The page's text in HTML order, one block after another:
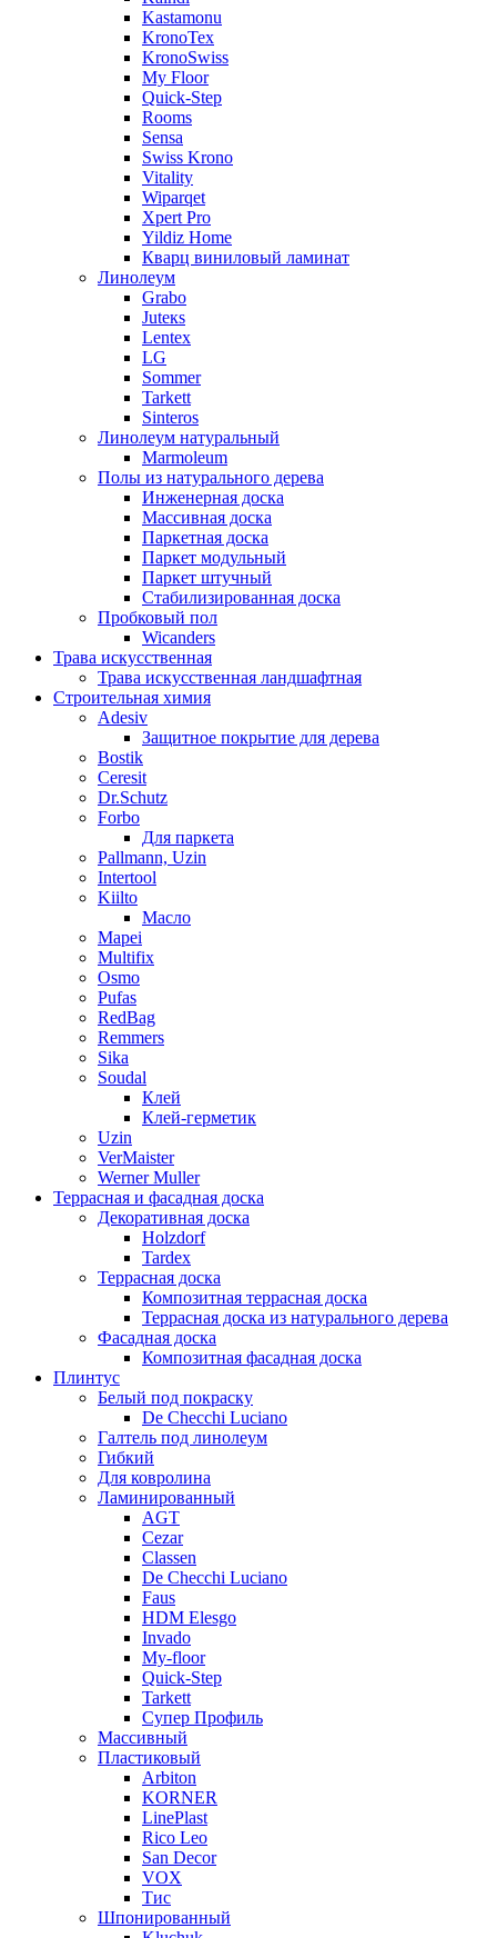
Kastamonu
KronoTex
KronoSwiss
My Floor
Quick-Step
Rooms
Sensa
Swiss Krono
Vitality
Wiparqet
Xpert Pro
Yildiz Home
Кварц виниловый ламинат
Линолеум
Grabo
Juteкs
Lentex
LG
Sommer
Tarkett
Sinteros
Линолеум натуральный
Marmoleum
Полы из натурального дерева
Инженерная доска
Массивная доска
Паркетная доска
Паркет модульный
Паркет штучный
Стабилизированная доска
Пробковый пол
Wicanders
Трава искусственная
Трава искусственная ландшафтная
Строительная химия
Adesiv
Защитное покрытие для дерева
Bostik
Ceresit
Dr.Schutz
Forbo
Для паркета
Pallmann, Uzin
Intertool
Kiilto
Масло
Mapei
Multifix
Osmo
Pufas
RedBag
Remmers
Sika
Soudal
Клей
Клей-герметик
Uzin
VerMaister
Werner Muller
Террасная и фасадная доска
Декоративная доска
Holzdorf
Tardex
Террасная доска
Композитная террасная доска
Террасная доска из натурального дерева
Фасадная доска
Композитная фасадная доска
Плинтус
Белый под покраску
De Checchi Luciano
Галтель под линолеум
Гибкий
Для ковролина
Ламинированный
AGT
Cezar
Classen
De Checchi Luciano
Faus
HDM Elesgo
Invado
My-floor
Quick-Step
Tarkett
Супер Профиль
Массивный
Пластиковый
Arbiton
KORNER
LinePlast
Rico Leo
San Decor
VOX
Тис
Шпонированный